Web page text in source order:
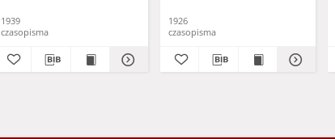
1939
czasopisma
1926
czasopisma